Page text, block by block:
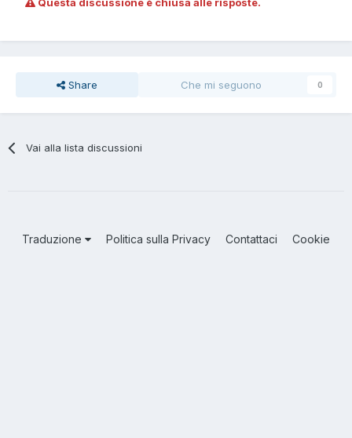
Share Che mi seguono 0
Vai alla lista discussioni
Traduzione Politica sulla Privacy Contattaci Cookie